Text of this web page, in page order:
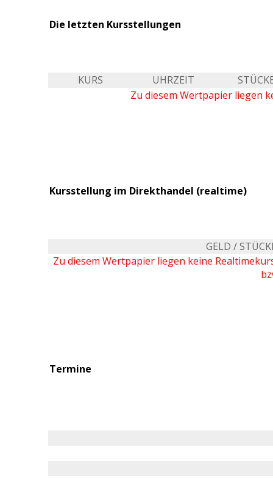
Die letzten Kursstellungen
KURS UHRZEIT
Zu diesem Wertpapier liegen
Kursstellung im Direkthandel (realtime)
GELD /
Zu diesem Wertpapier liegen keine
Termine